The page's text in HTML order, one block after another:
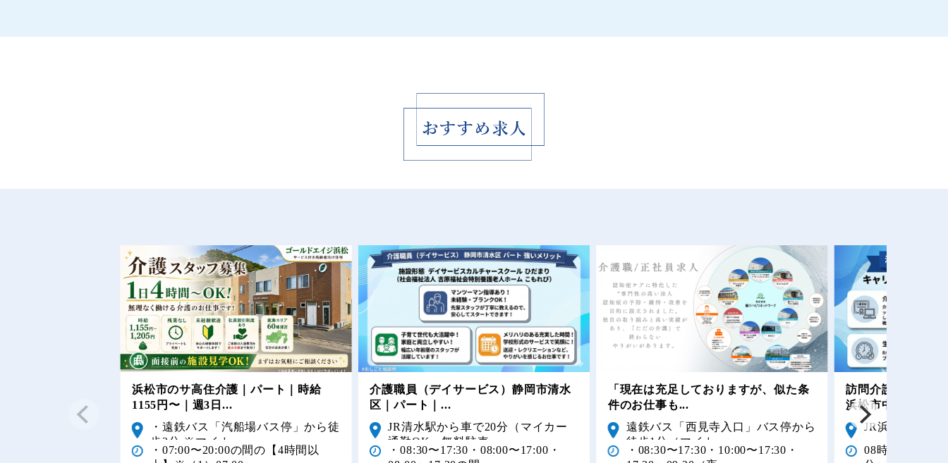
浜松市のサ高住介護｜パート｜時給
1155円〜｜週3日...
・遠鉄バス「汽船場バス停」から徒
歩2分 ※マイカー...
・07:00〜20:00の間の【4時間以
介護職員（デイサービス）静岡市清水
区｜パート｜...
JR清水駅から車で20分（マイカー
通勤OK・無料駐車...
・08:30〜17:30・08:00〜17:00・
「現在は充足しておりますが、似た条
件のお仕事も...
遠鉄バス「西見寺入口」バス停から
徒歩1分（マイカ...
・08:30〜17:30・10:00〜17:30・
訪問介護ヘルパー
浜松市中央区...
JR浜松駅から
08時00分〜15